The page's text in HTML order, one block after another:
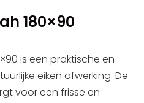
180×90
is een praktische en
eiken afwerking. De
voor een frisse en